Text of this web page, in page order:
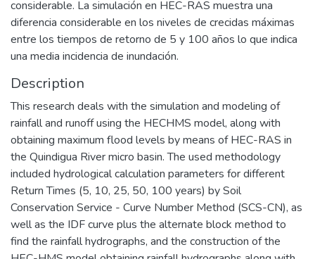
considerable. La simulación en HEC-RAS muestra una
diferencia considerable en los niveles de crecidas máximas
entre los tiempos de retorno de 5 y 100 años lo que indica
una media incidencia de inundación.
Description
This research deals with the simulation and modeling of
rainfall and runoff using the HECHMS model, along with
obtaining maximum flood levels by means of HEC-RAS in
the Quindigua River micro basin. The used methodology
included hydrological calculation parameters for different
Return Times (5, 10, 25, 50, 100 years) by Soil
Conservation Service - Curve Number Method (SCS-CN), as
well as the IDF curve plus the alternate block method to
find the rainfall hydrographs, and the construction of the